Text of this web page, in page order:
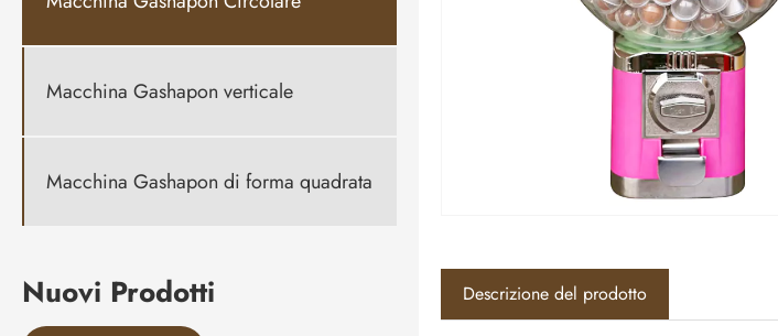
Macchina Gashapon verticale
Macchina Gashapon di forma quadrata
Nuovi Prodotti Descrizione del prodotto